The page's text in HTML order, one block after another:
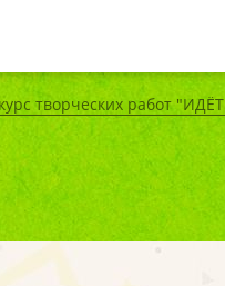
творческих работ